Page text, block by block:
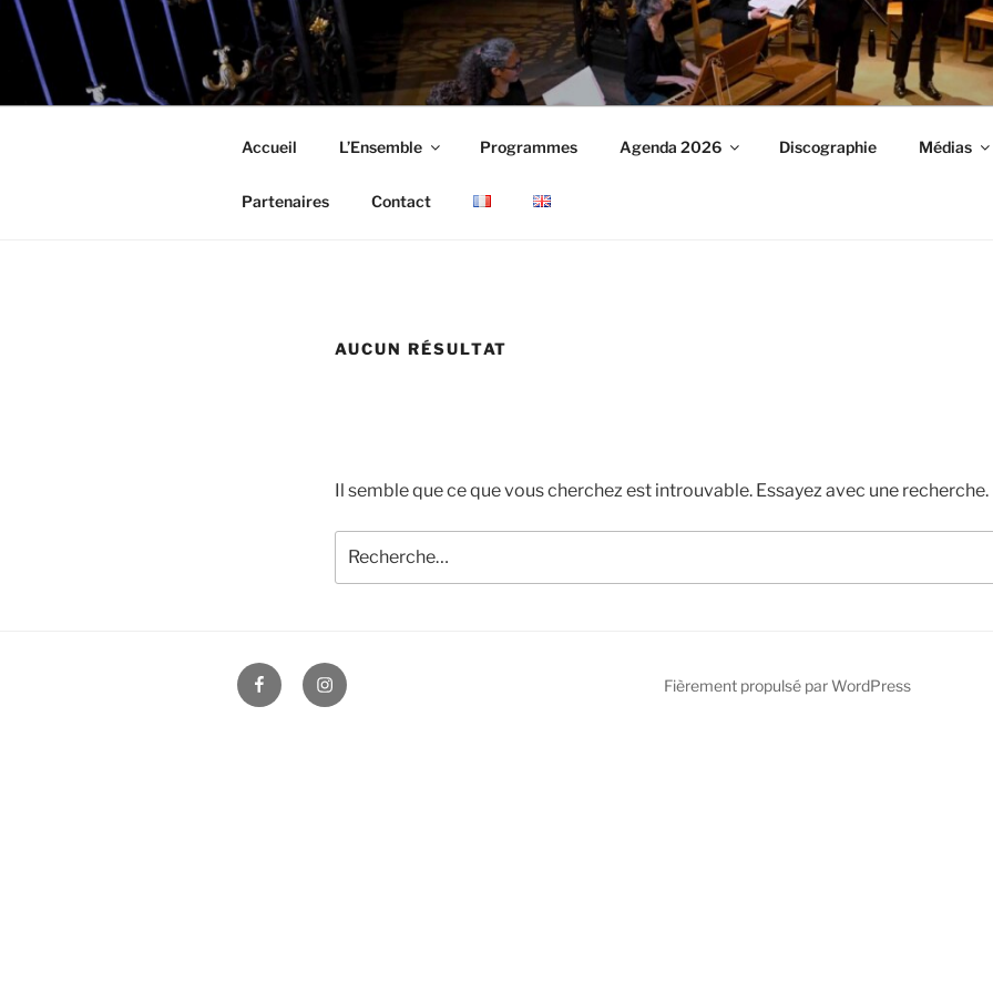
Aller
contenu
principal
LES MESLANGES
Accueil L’Ensemble Programmes Agenda 2026 Discographie Médias
Partenaires Contact
AUCUN RÉSULTAT
Il semble que ce que vous cherchez est introuvable. Essayez avec une recherche.
pour
FacebookInstagram Fièrement propulsé par WordPress